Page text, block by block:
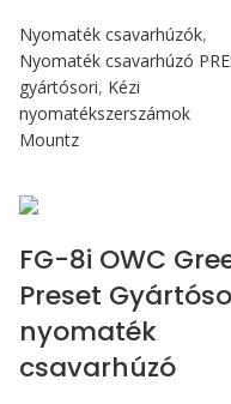
Nyomaték csavarhúzók,
Nyomaték csavarhúzó
gyártósori, Kézi
nyomatékszerszámok
Mountz
FG-8i OWC
Preset
nyomaték
csavarhúzó